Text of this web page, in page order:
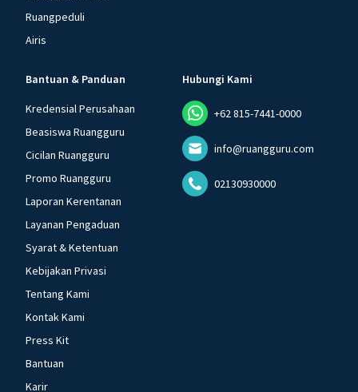
Ruangpeduli
Airis
Bantuan & Panduan
Kredensial Perusahaan
Beasiswa Ruangguru
Cicilan Ruangguru
Promo Ruangguru
Laporan Kerentanan
Layanan Pengaduan
Syarat & Ketentuan
Kebijakan Privasi
Tentang Kami
Kontak Kami
Press Kit
Bantuan
Karir
Hubungi Kami
+62 815-7441-0000
info@ruangguru.com
02130930000